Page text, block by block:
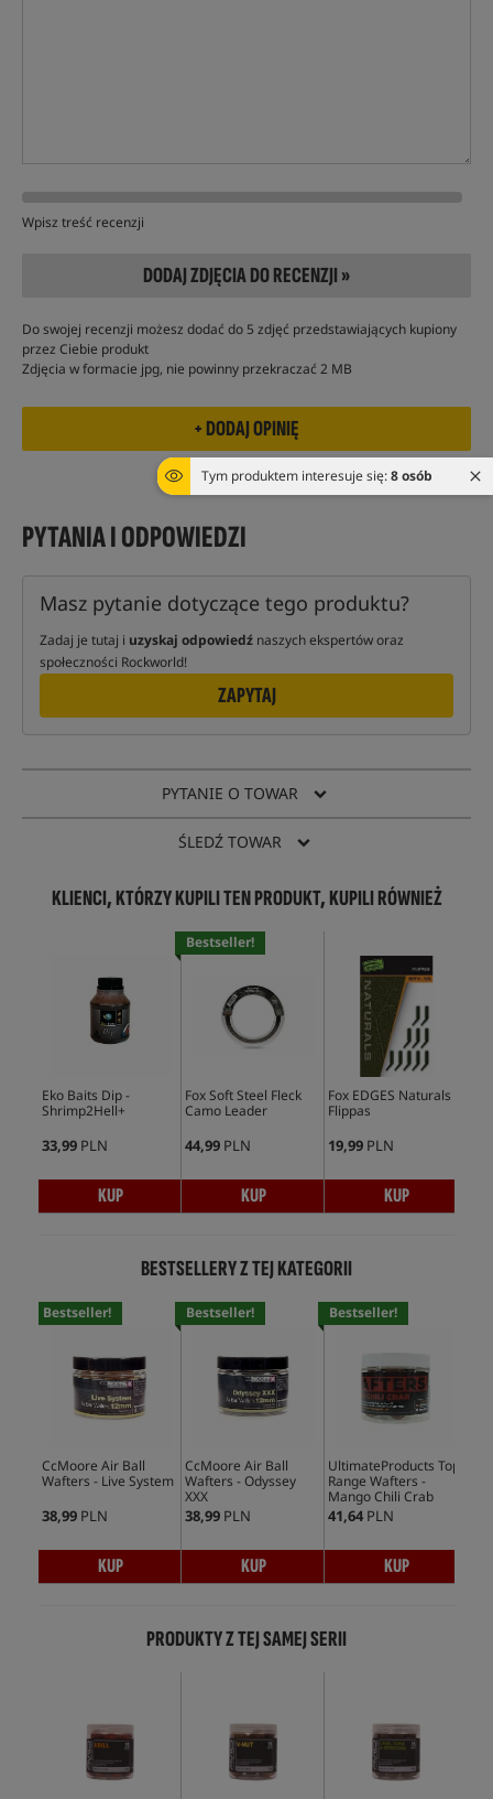
Tym produktem interesuje się:8 osób
Wpisz treść recenzji
DODAJ ZDJĘCIA DO RECENZJI »
Do swojej recenzji możesz dodać do 5 zdjęć przedstawiających kupiony
przez Ciebie produkt
Zdjęcia w formacie jpg, nie powinny przekraczać 2 MB
PYTANIA I ODPOWIEDZI
Masz pytanie dotyczące tego produktu?
Zadaj je tutaj i uzyskaj odpowiedź naszych ekspertów oraz
społeczności Rockworld!
ZAPYTAJ
PYTANIE O TOWAR
ŚLEDŹ TOWAR
KLIENCI, KTÓRZY KUPILI TEN PRODUKT, KUPILI RÓWNIEŻ
Eko Baits Dip -
Shrimp2Hell+
33,99 PLN
KUP
Bestseller!
Fox Soft Steel Fleck
Camo Leader
44,99 PLN
KUP
Fox EDGES Naturals
Flippas
19,99 PLN
KUP
BESTSELLERY Z TEJ KATEGORII
Bestseller!
CcMoore Air Ball
Wafters - Live System
38,99 PLN
KUP
Bestseller!
CcMoore Air Ball
Wafters - Odyssey
XXX
38,99 PLN
KUP
Bestseller!
UltimateProducts Top
Range Wafters -
Mango Chili Crab
41,64 PLN
KUP
PRODUKTY Z TEJ SAMEJ SERII